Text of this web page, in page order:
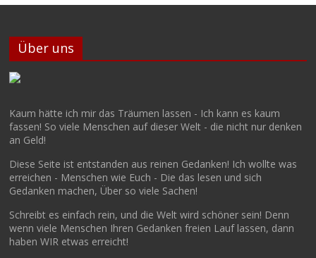
Über uns
Kaum hätte ich mir das Träumen lassen - Ich kann es kaum
fassen! So viele Menschen auf dieser Welt - die nicht nur denken
an Geld!
Diese Seite ist entstanden aus reinen Gedanken! Ich wollte was
erreichen - Menschen wie Euch - Die das lesen und sich
Gedanken machen, Über so viele Sachen!
Schreibt es einfach rein, und die Welt wird schöner sein! Denn
wenn viele Menschen Ihren Gedanken freien Lauf lassen, dann
haben WIR etwas erreicht!